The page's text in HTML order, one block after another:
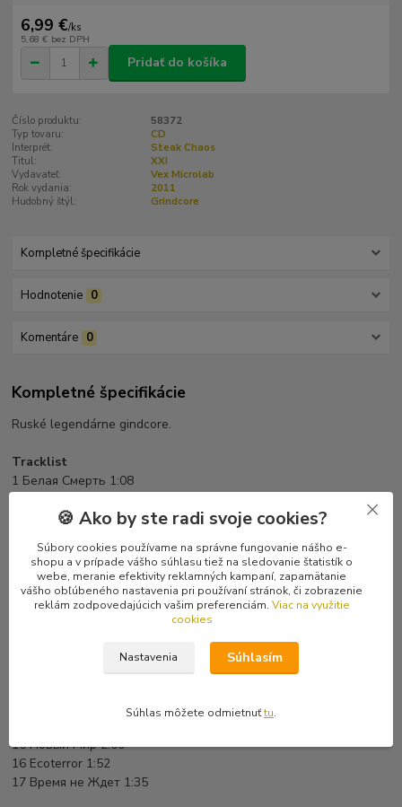
6,99 €/ks
5,68 € bez DPH
Pridať do košíka
Číslo produktu:
58372
Typ tovaru:
CD
Interprét:
Steak Chaos
Titul:
XXI
Vydavateľ:
Vex Microlab
Rok vydania:
2011
Hudobný štýl:
Grindcore
Kompletné špecifikácie
Hodnotenie 0
Komentáre 0
Kompletné špecifikácie
Ruské legendárne gindcore.
Tracklist
1 Белая Смерть 1:08
3 Maniac's Madness 1:46
5 Stop Drugs! 0:37
6 Живой Хлам 1:48
7 Jihad 1:53
8 Массовые Разрушения 1:41
10 Armin Maevis 0:41
13 Из Крайности в Крайность 2:01
15 Новый Мир 2:00
16 Ecoterror 1:52
17 Время не Ждет 1:35
🍪 Ako by ste radi svoje cookies?
Súbory cookies používame na správne fungovanie nášho e-
shopu a v prípade vášho súhlasu tiež na sledovanie štatistík o
webe, meranie efektivity reklamných kampaní, zapamätanie
vášho obľúbeného nastavenia pri používaní stránok, či zobrazenie
reklám zodpovedajúcich vašim preferenciám. Viac na využitie
cookies
Nastavenia Súhlasím
Súhlas môžete odmietnuťtu.